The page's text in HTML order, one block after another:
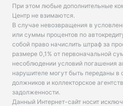
При этом любые дополнительные
Центр не взимаются.
В случае невозвращения в
или суммы процентов по
собой право начислить штраф за
размере 0,1% от первоначальной
несоблюдении условий погашения
нарушителе могут быть переданы в
должников и коллекторское
задолженности.
Данный Интернет-сайт носит